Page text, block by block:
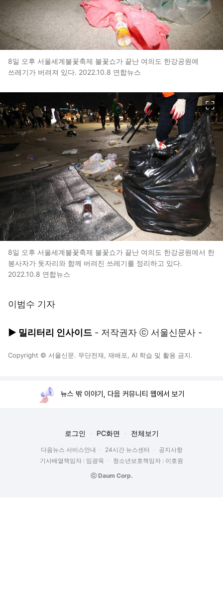
8일 오후 서울세계불꽃축제 불꽃쇼가 끝난 여의도 한강공원에
쓰레기가 버려져 있다. 2022.10.8 연합뉴스
8일 오후 서울세계불꽃축제 불꽃쇼가 끝난 여의도 한강공원에서 한
봉사자가 돗자리와 함께 버려진 쓰레기를 정리하고 있다.
2022.10.8 연합뉴스
이범수 기자
▶ 밀리터리 인사이드 - 저작권자 ⓒ 서울신문사 -
Copyright © 서울신문. 무단전재, 재배포, AI 학습 및 활용 금지.
뉴스 밖 이야기, 다음 커뮤니티 웹에서 보기
로그인 PC화면 전체보기
다음뉴스 서비스안내 24시간 뉴스센터
공지사항
기사배열책임자 : 임광욱
청소년보호책임자 : 이호원
ⓒ Daum Corp.